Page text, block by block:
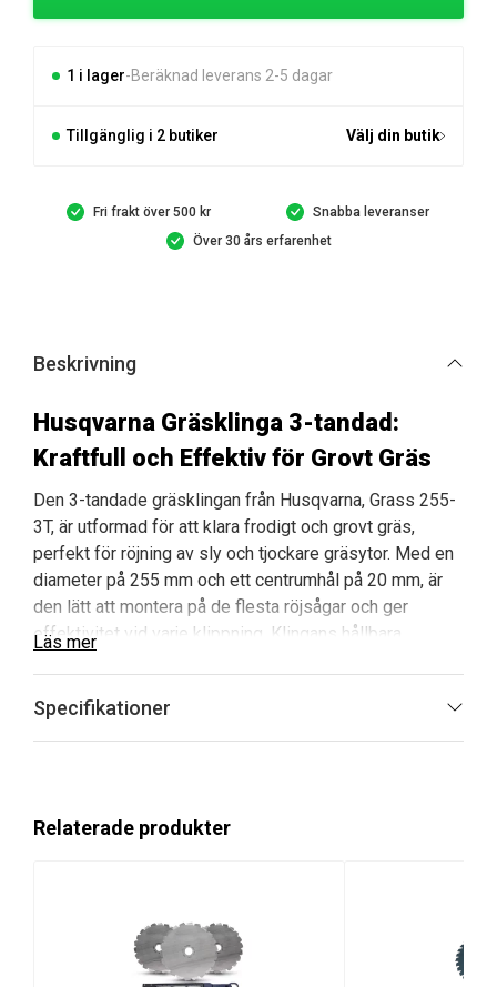
tandad
1 i lager Beräknad leverans 2-5 dagar
Tillgänglig i 2 butiker Välj din butik
Fri frakt över 500 kr
Snabba leveranser
Över 30 års erfarenhet
Beskrivning
Husqvarna Gräsklinga 3-tandad:
Kraftfull och Effektiv för Grovt Gräs
Den 3-tandade gräsklingan från Husqvarna, Grass 255-
3T, är utformad för att klara frodigt och grovt gräs,
perfekt för röjning av sly och tjockare gräsytor. Med en
diameter på 255 mm och ett centrumhål på 20 mm, är
den lätt att montera på de flesta röjsågar och ger
effektivitet vid varje klippning. Klingans hållbara
gräsvård.
Slitstyrka
minskar arbetsinsatsen, vilket sparar tid och
Grovt gräs: Utmärkt för att klippa tjockt och grovt
Läs mer
Specifikationer
Relaterade produkter